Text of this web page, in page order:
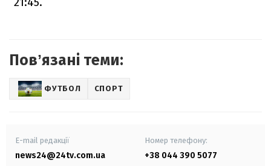
Повʼязані теми:
ФУТБОЛ СПОРТ
E-mail редакції
news24@24tv.com.ua
Номер телефону:
+38 044 390 5077